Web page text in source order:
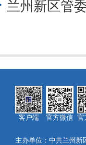
兰州新区管
客户端 官方微信 官
主办单位：中共兰州